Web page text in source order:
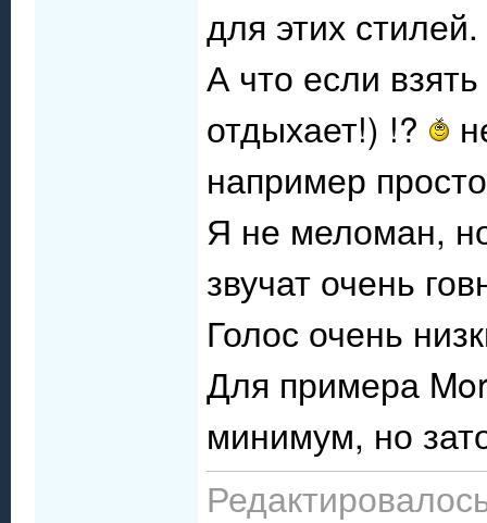
для этих стилей.
А что если
отдыхает!) !?
например
Я не меломан,
звучат очень
Голос очень
Для примера
минимум, но